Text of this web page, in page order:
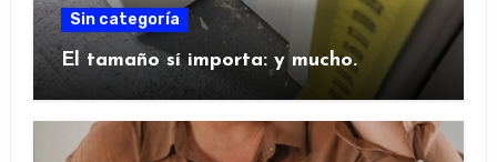
Sin categoría
El tamaño sí importa: y mucho.